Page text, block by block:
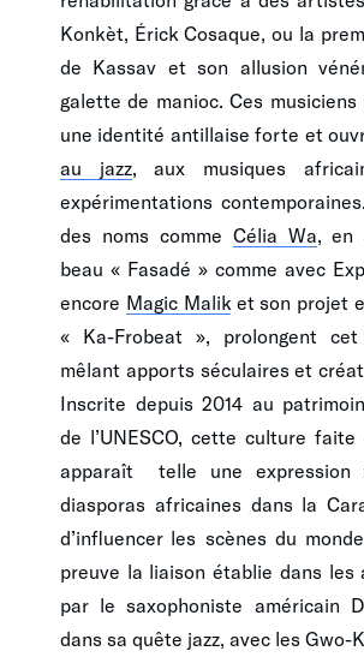
Konkèt, Érick Cosaque, ou la
de Kassav et son allusion
galette de manioc. Ces musiciens
une identité antillaise forte et
au jazz, aux musiques
expérimentations
des noms comme Célia Wa, en
beau « Fasadé » comme avec
encore Magic Maliket son projet
« Ka-Frobeat », prolongent
mêlant apports séculaires et
Inscrite depuis 2014 au
de l’UNESCO, cette culture faite
apparaît telle une expression
diasporas africaines dans la
d’influencer les scènes du
preuve la liaison établie dans les
par le saxophoniste américain
dans sa quête jazz, avec les Gwo-